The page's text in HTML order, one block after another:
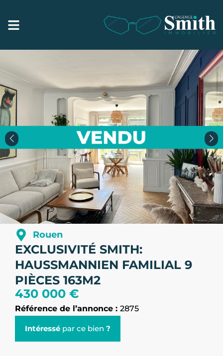
Rouen
EXCLUSIVITÉ SMITH:
HAUSSMANNIEN FAMILIAL 9
PIÈCES 163M2
430 000 €
Référence de l’annonce : 2875
Intéressé par ce bien ?